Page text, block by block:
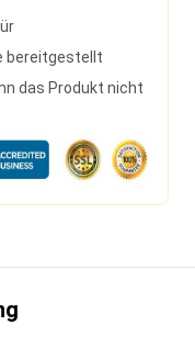
bereitgestellt
das Produkt nicht